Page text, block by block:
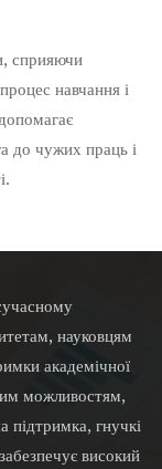
сприяючи
навчання і
до чужих праць і
науковцям
академічної
можливостям,
підтримка, гнучкі
високий